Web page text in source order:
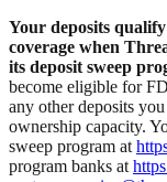
Your deposits
coverage when
its deposit sweep
become eligible for
any other deposits
ownership capacity.
sweep program at
program banks at